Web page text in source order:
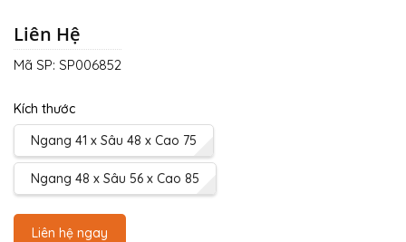
Liên Hệ
Kích thước
Ngang 41 x Sâu 48 x Cao 75
Ngang 48 x Sâu 56 x Cao 85
Liên hệ ngay
Mã SP: SP006852